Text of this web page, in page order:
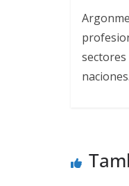
naciones.